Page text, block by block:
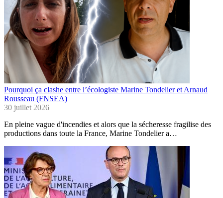
Pourquoi ça clashe entre l’écologiste Marine Tondelier et Arnaud
Rousseau (FNSEA)
30 juillet 2026
En pleine vague d'incendies et alors que la sécheresse fragilise des
productions dans toute la France, Marine Tondelier a…